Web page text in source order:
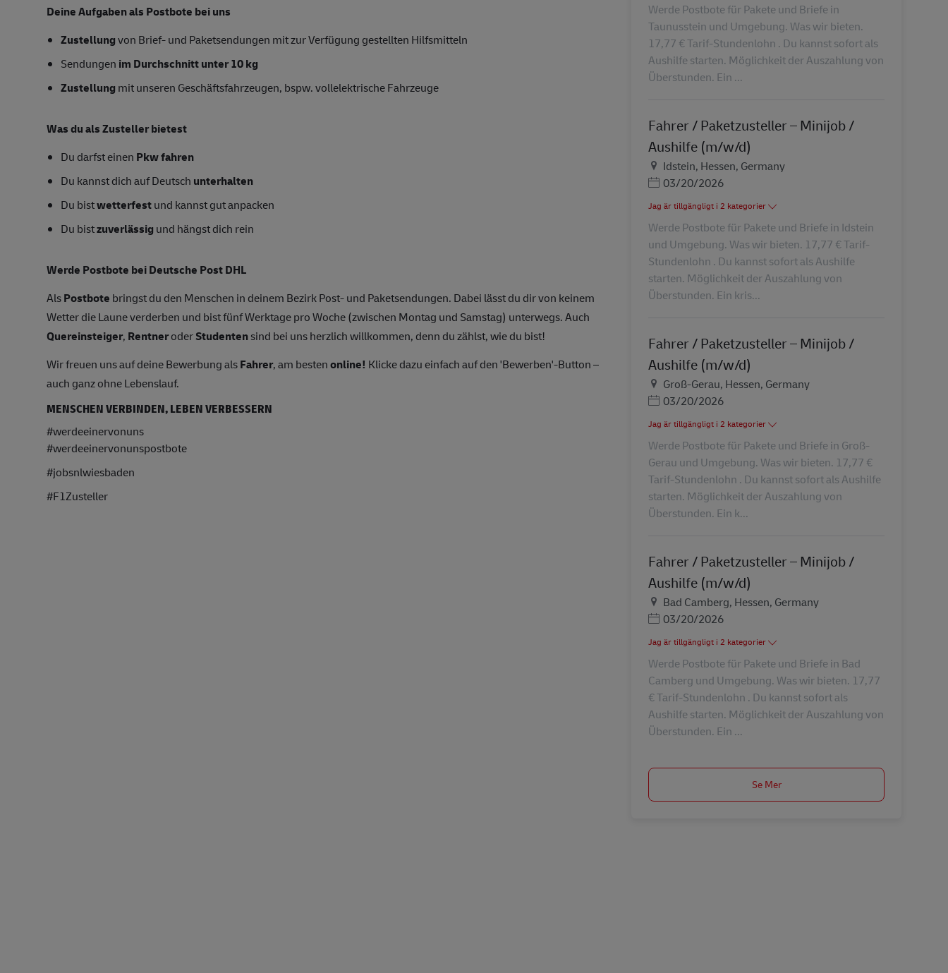
Deine Aufgaben als Postbote bei uns
Zustellungvon Brief- und Paketsendungen mit zur Verfügung gestellten Hilfsmitteln
Sendungen im Durchschnitt unter 10 kg
Zustellung mit unseren Geschäftsfahrzeugen, bspw. vollelektrische Fahrzeuge
Was du als Zusteller bietest
Du darfst einen Pkw fahren
Du kannst dich auf Deutsch unterhalten
Du bistwetterfestund kannst gut anpacken
Du bistzuverlässig und hängst dich rein
Werde Postbote bei Deutsche Post DHL
AlsPostbote bringst du den Menschen in deinem Bezirk Post- und Paketsendungen. Dabei lässt du dir von keinem
Wetter die Laune verderben und bist fünf Werktage pro Woche (zwischen Montag und Samstag) unterwegs. Auch
Quereinsteiger, RentneroderStudentensind bei uns herzlich willkommen, denn du zählst, wie du bist!
Wir freuen uns auf deine Bewerbung alsFahrer, am bestenonline! Klicke dazu einfach auf den 'Bewerben'-Button –
auch ganz ohne Lebenslauf.
MENSCHEN VERBINDEN, LEBEN VERBESSERN
#werdeeinervonuns
#werdeeinervonunspostbote
#jobsnlwiesbaden
#F1Zusteller
Werde Postbote für Pakete und Briefe in
Taunusstein und Umgebung. Was wir bieten.
17,77 € Tarif-Stundenlohn . Du kannst sofort als
Aushilfe starten. Möglichkeit der Auszahlung von
Überstunden. Ein ...
Fahrer / Paketzusteller – Minijob /
Aushilfe (m/w/d)
PlatsIdstein, Hessen, Germany
Posted Date
03/20/2026
Jag är tillgängligt i 2 kategorier
Werde Postbote für Pakete und Briefe in Idstein
und Umgebung. Was wir bieten. 17,77 € Tarif-
Stundenlohn . Du kannst sofort als Aushilfe
starten. Möglichkeit der Auszahlung von
Überstunden. Ein kris...
Fahrer / Paketzusteller – Minijob /
Aushilfe (m/w/d)
PlatsGroß-Gerau, Hessen, Germany
Posted Date
03/20/2026
Jag är tillgängligt i 2 kategorier
Werde Postbote für Pakete und Briefe in Groß-
Gerau und Umgebung. Was wir bieten. 17,77 €
Tarif-Stundenlohn . Du kannst sofort als Aushilfe
starten. Möglichkeit der Auszahlung von
Überstunden. Ein k...
Fahrer / Paketzusteller – Minijob /
Aushilfe (m/w/d)
PlatsBad Camberg, Hessen, Germany
Posted Date
03/20/2026
Jag är tillgängligt i 2 kategorier
Werde Postbote für Pakete und Briefe in Bad
Camberg und Umgebung. Was wir bieten. 17,77
€ Tarif-Stundenlohn . Du kannst sofort als
Aushilfe starten. Möglichkeit der Auszahlung von
Überstunden. Ein ...
Se Mer